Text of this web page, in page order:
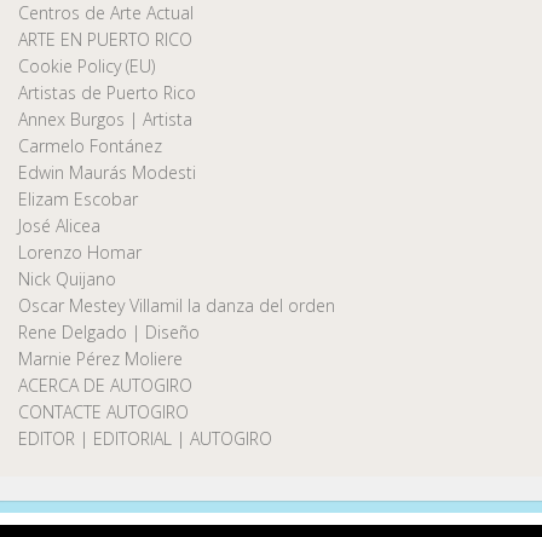
Centros de Arte Actual
ARTE EN PUERTO RICO
Cookie Policy (EU)
Artistas de Puerto Rico
Annex Burgos | Artista
Carmelo Fontánez
Edwin Maurás Modesti
Elizam Escobar
José Alicea
Lorenzo Homar
Nick Quijano
Oscar Mestey Villamil la danza del orden
Rene Delgado | Diseño
Marnie Pérez Moliere
ACERCA DE AUTOGIRO
CONTACTE AUTOGIRO
EDITOR | EDITORIAL | AUTOGIRO